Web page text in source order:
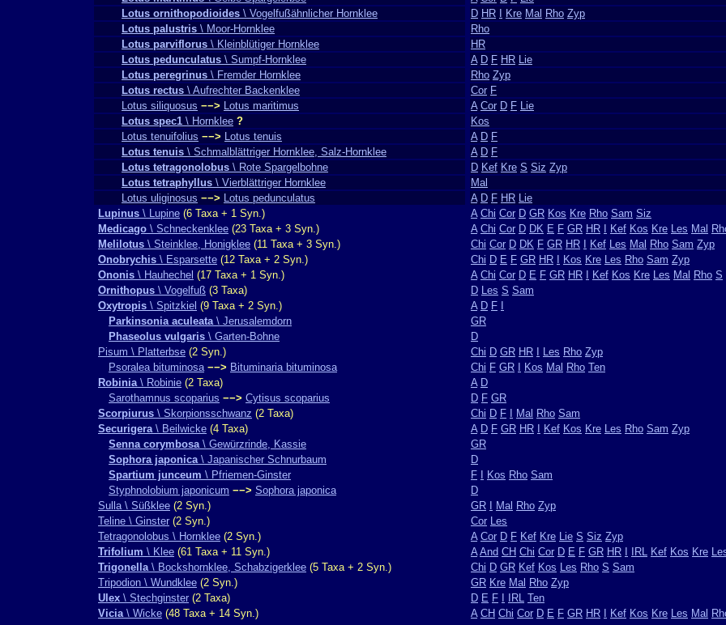
Lotus ornithopodioides \ Vogelfußähnlicher Hornklee D HR Kre Mal Rho Zyp
Lotus palustris \ Moor-Hornklee
Rho
Lotus parviflorus \ Kleinblütiger Hornklee
HR
Lotus pedunculatus \ Sumpf-Hornklee A D F HR Lie
Lotus peregrinus \ Fremder Hornklee Rho Zyp
Lotus rectus \ Aufrechter Backenklee Cor F
Lotus siliquosus −−> Lotus maritimus A Cor D F Lie
Lotus spec1 \ Hornklee ?
Kos
Lotus tenuifolius −−> Lotus tenuis A D F
Lotus tenuis \ Schmalblättriger Hornklee, Salz-Hornklee A D F
Lotus tetragonolobus \ Rote Spargelbohne D Kef Kre S Siz Zyp
Lotus tetraphyllus \ Vierblättriger Hornklee
Mal
Lotus uliginosus −−> Lotus pedunculatus A D F HR Lie
Lupinus \ Lupine (6 Taxa + 1 Syn.) A Chi Cor D GR Kos Kre Rho Sam Siz
Medicago \ Schneckenklee (23 Taxa + 3 Syn.) A Chi Cor D DK E F GR HR Kef Kos Kre Les Mal
Melilotus \ Steinklee, Honigklee (11 Taxa + 3 Syn.) Chi Cor D DK F GR HR Kef Les Mal Rho Sam Zyp
Onobrychis \ Esparsette (12 Taxa + 2 Syn.) Chi D E F GR HR Kos Kre Les Rho Sam Zyp
Ononis \ Hauhechel (17 Taxa + 1 Syn.) A Chi Cor D E F GR HR Kef Kos Kre Les Mal Rho S
Ornithopus \ Vogelfuß (3 Taxa) D Les S Sam
Oxytropis \ Spitzkiel (9 Taxa + 2 Syn.) A D F
Parkinsonia aculeata\ Jerusalemdorn
GR
Phaseolus vulgaris \ Garten-Bohne
D
Pisum \ Platterbse (2 Syn.) Chi D GR HR Les Rho Zyp
Psoralea bituminosa −−> Bituminaria bituminosa Chi F GR Kos Mal Rho Ten
Robinia\ Robinie (2 Taxa) A D
Sarothamnus scoparius −−> Cytisus scoparius D F GR
Scorpiurus \ Skorpionsschwanz (2 Taxa) Chi D F Mal Rho Sam
Securigera\ Beilwicke (4 Taxa) A D F GR HR Kef Kos Kre Les Rho Sam Zyp
Senna corymbosa\ Gewürzrinde, Kassie
GR
Sophora japonica\ Japanischer Schnurbaum
D
Spartium junceum \ Pfriemen-Ginster F Kos Rho Sam
Styphnolobium japonicum −−> Sophora japonica
D
Sulla \ Süßklee (2 Syn.) GR Mal Rho Zyp
Teline \ Ginster (2 Syn.) Cor Les
Tetragonolobus \ Hornklee (2 Syn.) A Cor D F Kef Kre Lie S Siz Zyp
Trifolium \ Klee (61 Taxa + 11 Syn.) A And CH Chi Cor D E F GR HR IRL Kef Kos Kre
Trigonella\ Bockshornklee, Schabzigerklee (5 Taxa + 2 Syn.) Chi D GR Kef Kos Les Rho S Sam
Tripodion \ Wundklee (2 Syn.) GR Kre Mal Rho Zyp
Ulex \ Stechginster (2 Taxa) D E F IRL Ten
Vicia\ Wicke (48 Taxa + 14 Syn.) A CH Chi Cor D E F GR HR Kef Kos Kre Les Mal